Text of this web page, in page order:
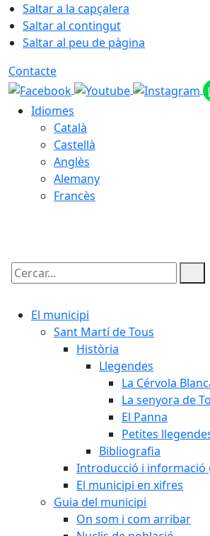
Saltar a la capçalera
Saltar al contingut
Saltar al peu de pàgina
Contacte
Idiomes
Català
Castellà
Anglès
Alemany
Francès
Cercar:
El municipi
Sant Martí de Tous
Història
Llegendes
La Cérvola
La senyora de
El Panna
Petites
Bibliografia
Introducció i informació
El municipi en xifres
Guia del municipi
On som i com arribar